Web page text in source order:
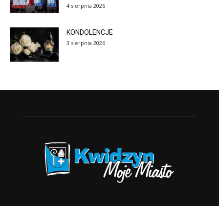
4 sierpnia 2026
KONDOLENCJE
3 sierpnia 2026